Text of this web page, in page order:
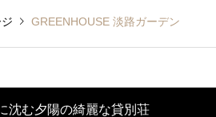
GREENHOUSE 淡路ガーデン
沈む夕陽の綺麗な貸別荘